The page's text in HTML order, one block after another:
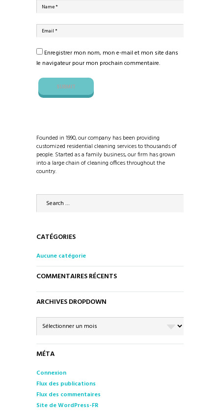
Enregistrer mon nom, mon e-mail et mon site dans
le navigateur pour mon prochain commentaire.
Founded in 1990, our company has been providing
customized residential cleaning services to thousands of
people. Started as a family business, our firm has grown
into a large chain of cleaning offices throughout the
country.
CATÉGORIES
Aucune catégorie
COMMENTAIRES RÉCENTS
ARCHIVES DROPDOWN
MÉTA
Connexion
Flux des publications
Flux des commentaires
Site de WordPress-FR